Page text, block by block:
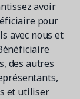
avoir
pour
avec nous et
des autres
et utiliser